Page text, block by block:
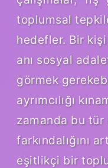
toplumsal
hedefler. Bir kişi
anı sosyal
görmek
ayrımcılığı
zamanda bu tür
farkındalığını
eşitlikçi bir